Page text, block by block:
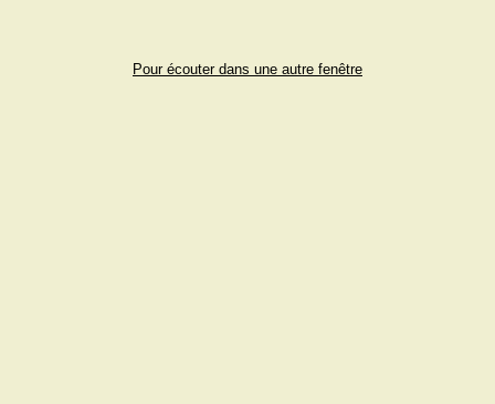
Pour écouter dans une autre fenêtre